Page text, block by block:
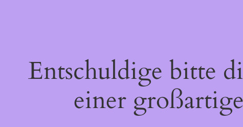
Entschuldige bitte
einer